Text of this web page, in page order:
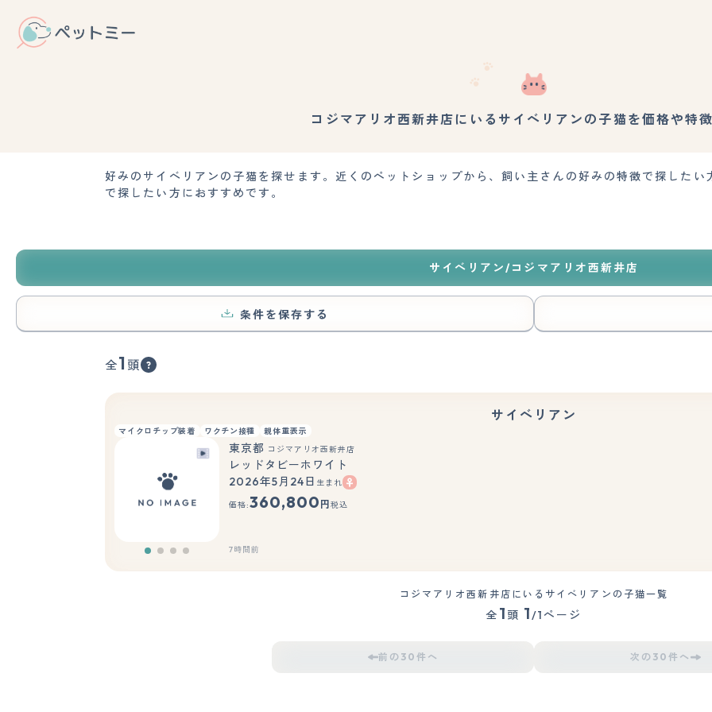
コジマアリオ西新井店にいるサイベリアンの子猫を価格や特
好みのサイベリアンの子猫を探せます。近くのペットショップから、飼い主さんの好みの特徴で探した
で探したい方におすすめです。
サイベリアン/コジマアリオ西新井店
条件を保存する
全1 頭
サイベリアン
マイクロチップ装着 ワクチン接種 親体重表示
東京都 コジマアリオ西新井店
レッドタビーホワイト
2026年5月24日 生まれ
価格:360,800 円 税込
7時間前
コジマアリオ西新井店にいるサイベリアンの子猫一覧
全 1 頭 1/1ページ
前の30件へ 次の30件へ